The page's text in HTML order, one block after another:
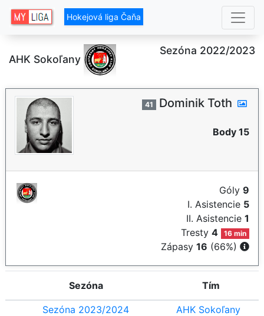
Hokejová liga Čaňa
AHK Sokoľany
Sezóna 2022/2023
41 Dominik Toth
Body 15
Góly 9
I. Asistencie 5
II. Asistencie 1
Tresty4 16 min
Zápasy 16 (66%)
Sezóna Tím
Sezóna 2023/2024
AHK Sokoľany